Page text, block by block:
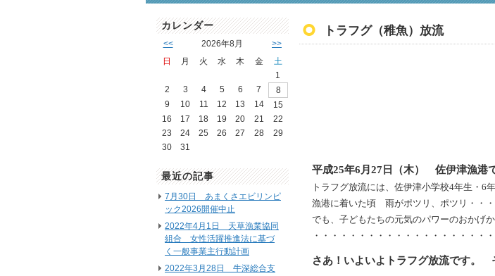
カレンダー
<< 2026年8月 >>
日 月 火 水 木 金
土
1
2
3 4 5 6 7
8
9
10 11 12 13 14
15
16
17 18 19 20 21
22
23
24 25 26 27 28
29
30
31
最近の記事
7月30日 あまくさエビリンピ
ック2026開催中止
2022年4月1日 天草漁業協同
組合 女性活躍推進法に基づ
く一般事業主行動計画
2022年3月28日 牛深総合支
トラフグ（稚魚）放流
平成25年6 月 27 日（木） 佐伊津漁港
トラフグ放流には、佐伊津小学校4年生・ 6
漁港に着いた頃 雨がポツリ、ポツリ・・・
でも、子どもたちの元気のパワーのおかげ
・・・・・・・・・・・・・・・・・・・
さあ！いよいよトラフグ放流です。